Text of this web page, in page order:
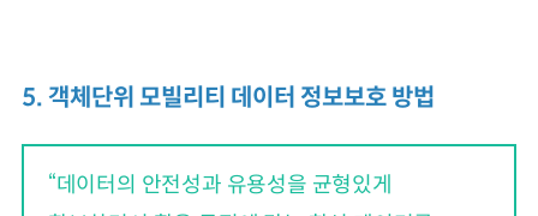
5. 객체단위 모빌리티 데이터 정보보호 방법
“데이터의 안전성과 유용성을 균형있게